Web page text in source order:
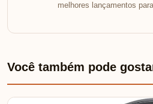
melhores lançamentos
Você também pode